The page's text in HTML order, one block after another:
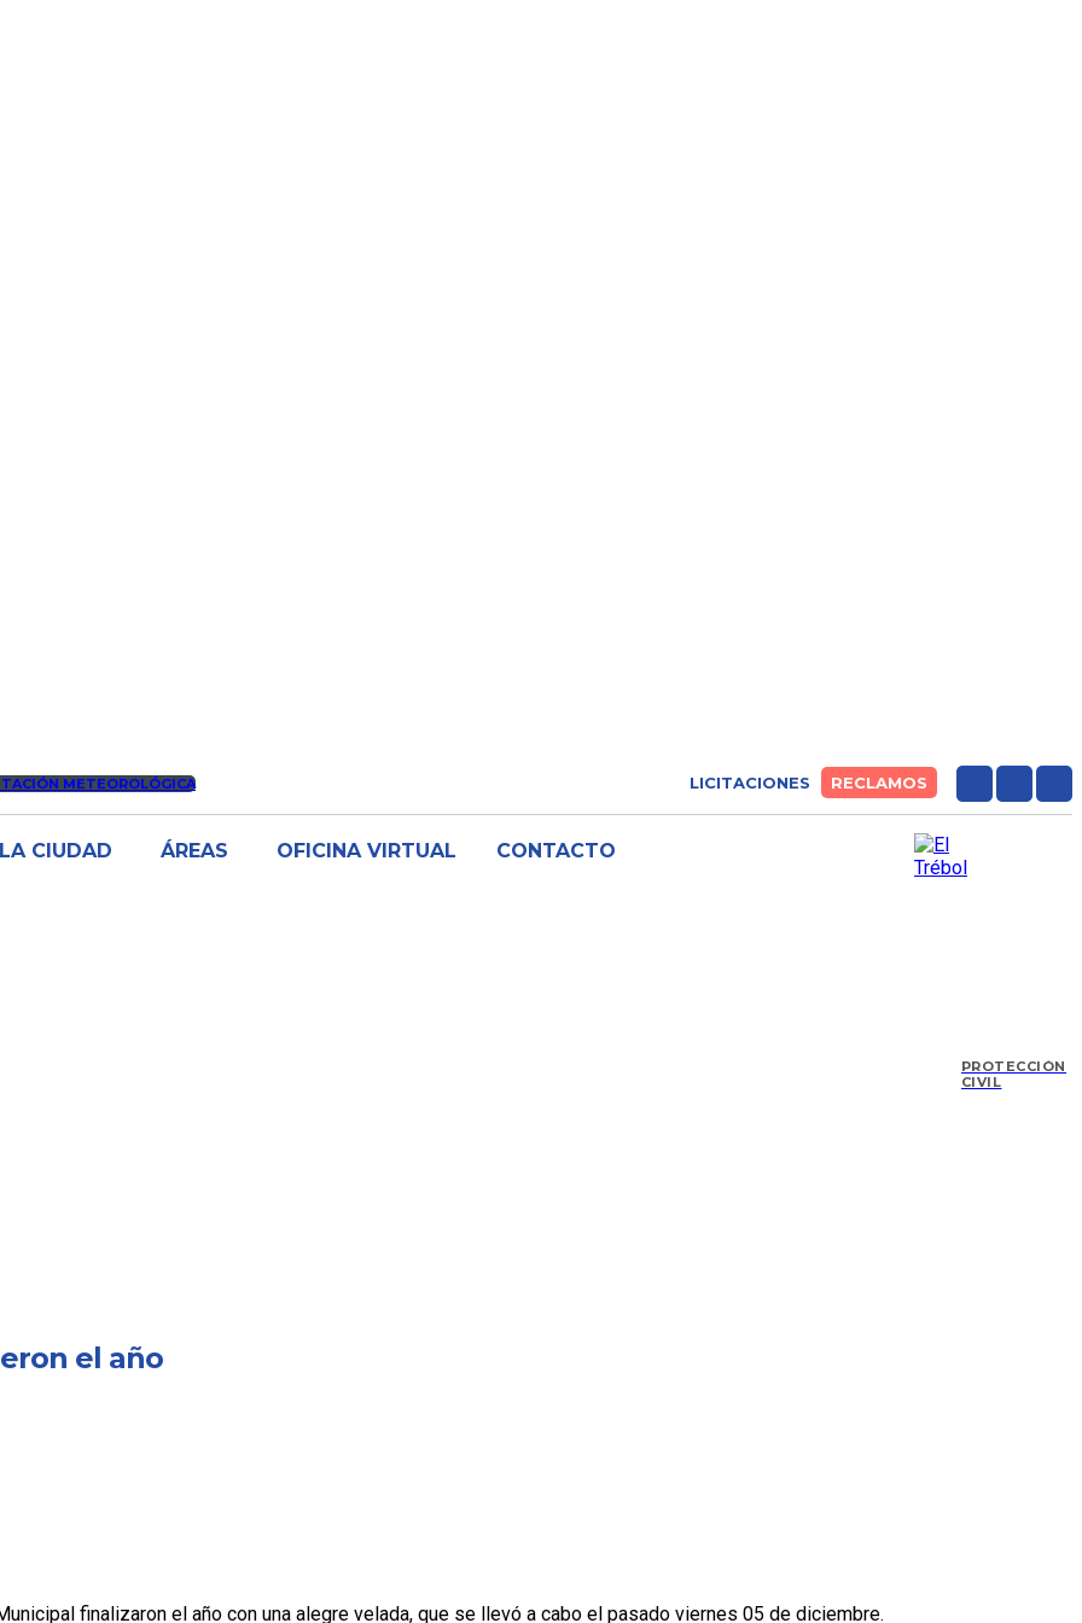
METEOROLÓGICA LICITACIONES RECLAMOS
LA CIUDAD ÁREAS OFICINA VIRTUAL CONTACTO
PROTECCIÓN
CIVIL
el año
finalizaron el año con una alegre velada, que se llevó a cabo el pasado viernes 05 de diciembre.